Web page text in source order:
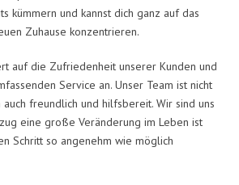
kümmern und kannst dich ganz auf das
Zuhause konzentrieren.
auf die Zufriedenheit unserer Kunden und
Service an. Unser Team ist nicht
freundlich und hilfsbereit. Wir sind uns
eine große Veränderung im Leben ist
Schritt so angenehm wie möglich